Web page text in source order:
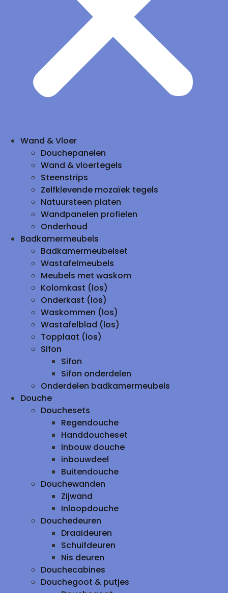
Wand & Vloer
Douchepanelen
Wand & vloertegels
Steenstrips
Zelfklevende mozaïek tegels
Natuursteen platen
Wandpanelen profielen
Onderhoud
Badkamermeubels
Badkamermeubelset
Wastafelmeubels
Meubels met waskom
Kolomkast (los)
Onderkast (los)
Waskommen (los)
Wastafelblad (los)
Topplaat (los)
Sifon
Sifon
Sifon onderdelen
Onderdelen badkamermeubels
Douche
Douchesets
Regendouche
Handdoucheset
Inbouw douche
inbouwdeel
Buitendouche
Douchewanden
Zijwand
Inloopdouche
Douchedeuren
Draaideuren
Schuifdeuren
Nis deuren
Douchecabines
Douchegoot & putjes